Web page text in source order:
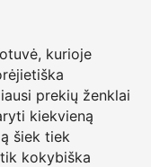
kurioje
prekių ženklai
kiekvieną
šiek tiek
kokybiška